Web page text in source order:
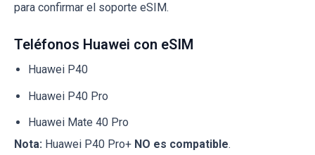
para confirmar el soporte eSIM.
Teléfonos Huawei con eSIM
Huawei P40
Huawei P40 Pro
Huawei Mate 40 Pro
Nota: Huawei P40 Pro+ NO es compatible.